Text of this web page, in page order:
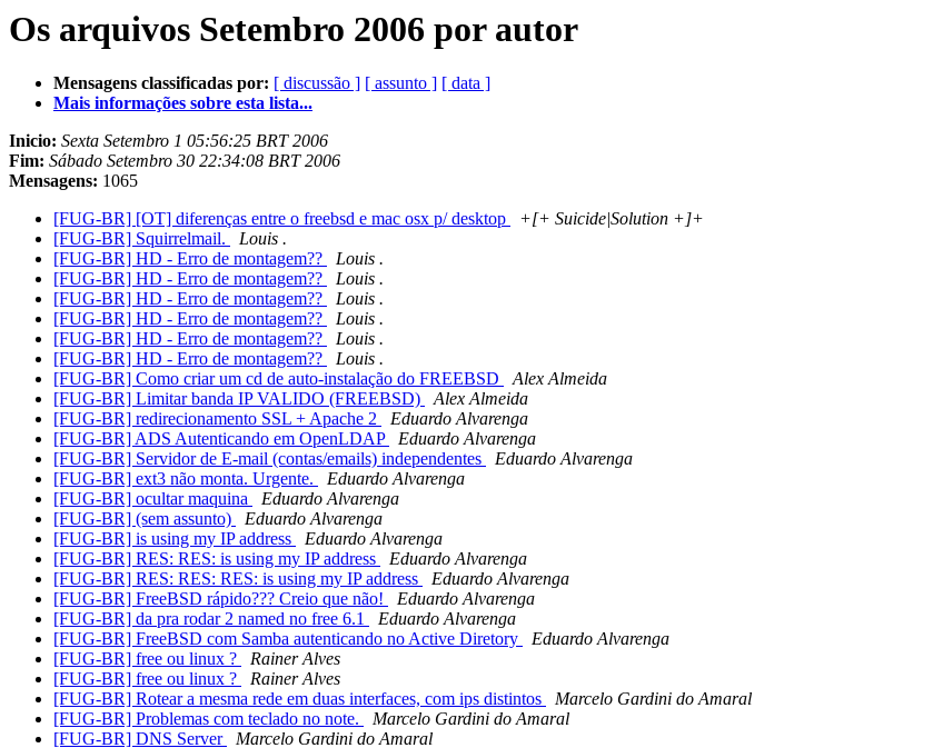
Os arquivos Setembro 2006 por autor
Mensagens classificadas por: [ discussão ] [ assunto ] [ data ]
Mais informações sobre esta lista...
Inicio: Sexta Setembro 1 05:56:25 BRT 2006
Fim: Sábado Setembro 30 22:34:08 BRT 2006
Mensagens: 1065
[FUG-BR] [OT] diferenças entre o freebsd e mac osx p/ desktop
+[+ Suicide|Solution +]+
[FUG-BR] Squirrelmail.
Louis .
[FUG-BR] HD - Erro de montagem??
Louis .
[FUG-BR] HD - Erro de montagem??
Louis .
[FUG-BR] HD - Erro de montagem??
Louis .
[FUG-BR] HD - Erro de montagem??
Louis .
[FUG-BR] HD - Erro de montagem??
Louis .
[FUG-BR] HD - Erro de montagem??
Louis .
[FUG-BR] Como criar um cd de auto-instalação do FREEBSD
Alex Almeida
[FUG-BR] Limitar banda IP VALIDO (FREEBSD)
Alex Almeida
[FUG-BR] redirecionamento SSL + Apache 2
Eduardo Alvarenga
[FUG-BR] ADS Autenticando em OpenLDAP
Eduardo Alvarenga
[FUG-BR] Servidor de E-mail (contas/emails) independentes
Eduardo Alvarenga
[FUG-BR] ext3 não monta. Urgente.
Eduardo Alvarenga
[FUG-BR] ocultar maquina
Eduardo Alvarenga
[FUG-BR] (sem assunto)
Eduardo Alvarenga
[FUG-BR] is using my IP address
Eduardo Alvarenga
[FUG-BR] RES: RES: is using my IP address
Eduardo Alvarenga
[FUG-BR] RES: RES: RES: is using my IP address
Eduardo Alvarenga
[FUG-BR] FreeBSD rápido??? Creio que não!
Eduardo Alvarenga
[FUG-BR] da pra rodar 2 named no free 6.1
Eduardo Alvarenga
[FUG-BR] FreeBSD com Samba autenticando no Active Diretory
Eduardo Alvarenga
[FUG-BR] free ou linux ?
Rainer Alves
[FUG-BR] free ou linux ?
Rainer Alves
[FUG-BR] Rotear a mesma rede em duas interfaces, com ips distintos
Marcelo Gardini do Amaral
[FUG-BR] Problemas com teclado no note.
Marcelo Gardini do Amaral
[FUG-BR] DNS Server
Marcelo Gardini do Amaral